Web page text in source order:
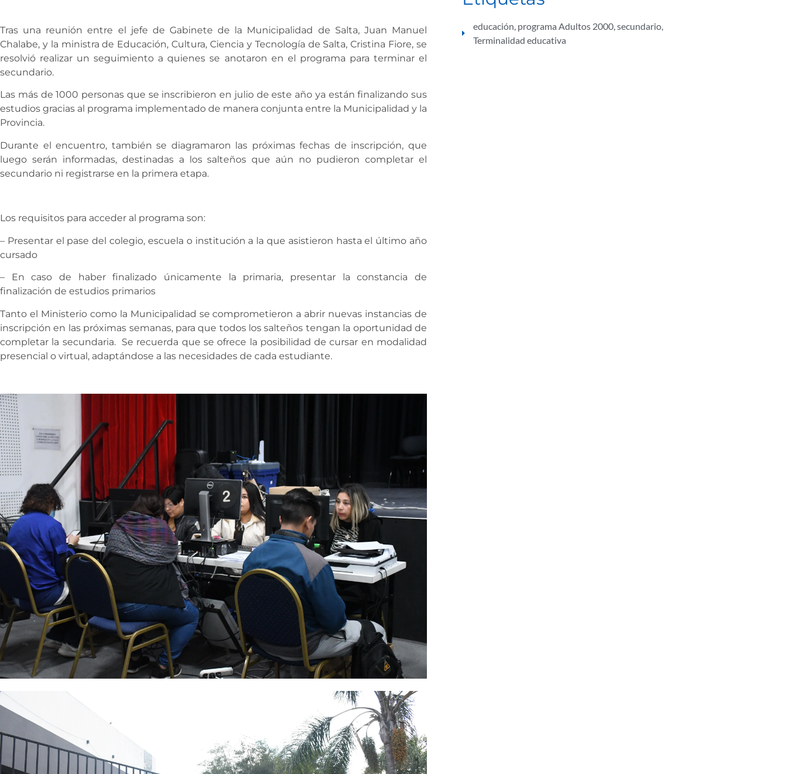
Tras una reunión entre el jefe de Gabinete de la Municipalidad de Salta, Juan Manuel
Chalabe, y la ministra de Educación, Cultura, Ciencia y Tecnología de Salta, Cristina Fiore, se
resolvió realizar un seguimiento a quienes se anotaron en el programa para terminar el
secundario.
Las más de 1000 personas que se inscribieron en julio de este año ya están finalizando sus
estudios gracias al programa implementado de manera conjunta entre la Municipalidad y la
Provincia.
Durante el encuentro, también se diagramaron las próximas fechas de inscripción, que
luego serán informadas, destinadas a los salteños que aún no pudieron completar el
secundario ni registrarse en la primera etapa.
Los requisitos para acceder al programa son:
– Presentar el pase del colegio, escuela o institución a la que asistieron hasta el último año
cursado
– En caso de haber finalizado únicamente la primaria, presentar la constancia de
finalización de estudios primarios
Tanto el Ministerio como la Municipalidad se comprometieron a abrir nuevas instancias de
inscripción en las próximas semanas, para que todos los salteños tengan la oportunidad de
completar la secundaria. Se recuerda que se ofrece la posibilidad de cursar en modalidad
presencial o virtual, adaptándose a las necesidades de cada estudiante.
educación, programa Adultos 2000,secundario,
Terminalidad educativa